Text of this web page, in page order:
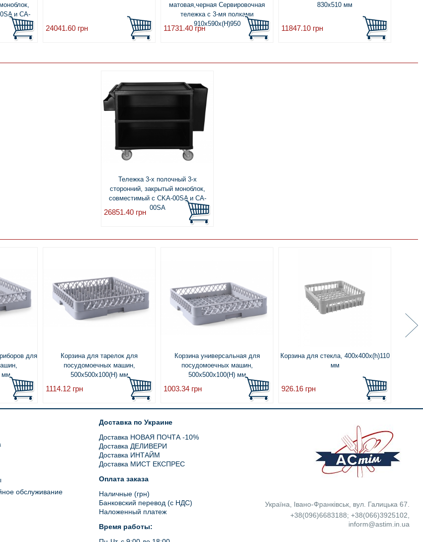
и CA-
24041.60 грн
матовая,черная Сервировочная
тележка с 3-мя полками
910x590x(H)950
11731.40грн
830x510 мм
11847.10 грн
Тележка 3-х полочный 3-х
сторонний, закрытый моноблок,
совместимый с CKA-00SA и CA-
00SA
26851.40 грн
для
мм
Корзина для тарелок для
посудомоечных машин,
500x500x100(H) мм
1114.12 грн
Корзина универсальная для
посудомоечных машин,
500x500x100(H) мм
1003.34 грн
Корзина для стекла, 400x400x(h)110
мм
926.16 грн
обслуживание
Доставка по Украине
Доставка НОВАЯ ПОЧТА -10%
Доставка ДЕЛИВЕРИ
Доставка ИНТАЙМ
Доставка МИСТ ЕКСПРЕС
Оплата заказа
Наличные (грн)
Банковский перевод (с НДС)
Наложенный платеж
Время работы:
Україна Івано-Франківськ, вул. Галицька 67.
+38(096)6683188; +38(066)3925102
inform@astim.in.ua